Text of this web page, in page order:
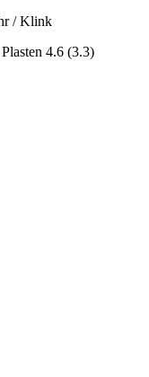
/ Klink
4.6 (3.3)